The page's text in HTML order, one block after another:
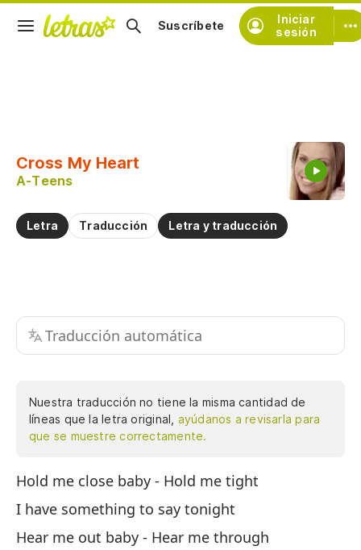
Iniciar
sesión
Suscríbete
Cross My Heart
A-Teens
Letra Traducción Letra y traducción
Traducción automática
Nuestra traducción no tiene la misma cantidad de
líneas que la letra original, ayúdanos a revisarla para
que se muestre correctamente.
Hold me close baby - Hold me tight
I have something to say tonight
Hear me out baby - Hear me through
Practicar la pronunciación de